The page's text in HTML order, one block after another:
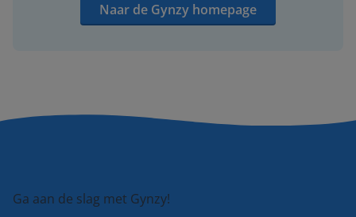
Naar de Gynzy homepage
Ga aan de slag met Gynzy!